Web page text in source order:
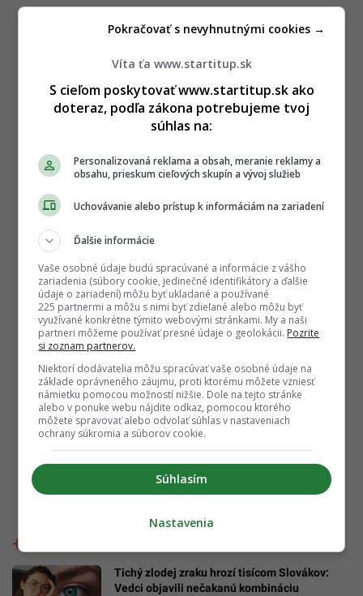
Tichý zlodej zraku hrozí tisícom Slovákov:
Vedci objavili nečakanú kombináciu
Víta ťa www.startitup.sk
S cieľom poskytovať www.startitup.sk ako
doteraz, podľa zákona potrebujeme tvoj
súhlas na:
Personalizovaná reklama a obsah, meranie reklamy a
obsahu, prieskum cieľových skupín a vývoj služieb
Uchovávanie alebo prístup k informáciám na zariadení
Ďalšie informácie
Vaše osobné údaje budú spracúvané a informácie z vášho
zariadenia (súbory cookie, jedinečné identifikátory a ďalšie
údaje o zariadení) môžu byť ukladané a používané
225 partnermi a môžu s nimi byť zdieľané alebo môžu byť
využívané konkrétne týmito webovými stránkami. My a naši
partneri môžeme používať presné údaje o geolokácii. Pozrite
si zoznam partnerov.
Niektorí dodávatelia môžu spracúvať vaše osobné údaje na
základe oprávneného záujmu, proti ktorému môžete vzniesť
námietku pomocou možností nižšie. Dole na tejto stránke
alebo v ponuke webu nájdite odkaz, pomocou ktorého
môžete spravovať alebo odvolať súhlas v nastaveniach
ochrany súkromia a súborov cookie.
Súhlasím
Pokračovať s nevyhnutnými cookies →
Nastavenia